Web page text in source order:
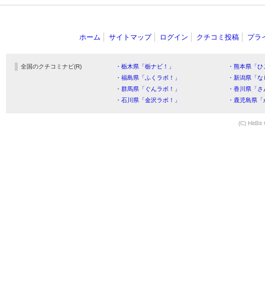
ホーム サイトマップ ログイン クチコミ投稿 プラ
全国のクチコミナビ(R) ・栃木県「栃ナビ！」
・熊本県「
・福島県「ふくラボ！」
・新潟県「
・群馬県「ぐんラボ！」
・香川県「
・石川県「金沢ラボ！」
・鹿児島県
(C) HitBit